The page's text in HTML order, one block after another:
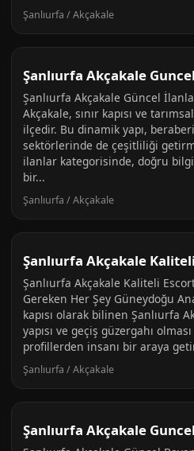
Şanlıurfa / Akçakale
Şanlıurfa Akçakale
Şanlıurfa Akçakale Güncel
Akçakale, sınır kapısı ve
ilçedir. Bu dinamik yapı,
sektörlerinde de çeşitliliği
ilanlar kategorisinde, doğru
bir...
Şanlıurfa / Akçakale
Şanlıurfa Akçakale
Şanlıurfa Akçakale Kaliteli
Gereken Her Şey Güneydoğu
kapısı olarak bilinen Şanlıurfa
yapısı ve geçiş güzergahı
profillerden insanı bir araya
Şanlıurfa / Akçakale
Şanlıurfa Akçakale